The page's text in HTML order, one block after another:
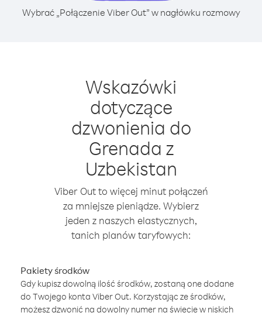
Wybrać „Połączenie Viber Out” w nagłówku rozmowy
Wskazówki
dotyczące
dzwonienia do
Grenada z
Uzbekistan
Viber Out to więcej minut połączeń
za mniejsze pieniądze. Wybierz
jeden z naszych elastycznych,
tanich planów taryfowych:
Pakiety środków
Gdy kupisz dowolną ilość środków, zostaną one dodane
do Twojego konta Viber Out. Korzystając ze środków,
możesz dzwonić na dowolny numer na świecie w niskich